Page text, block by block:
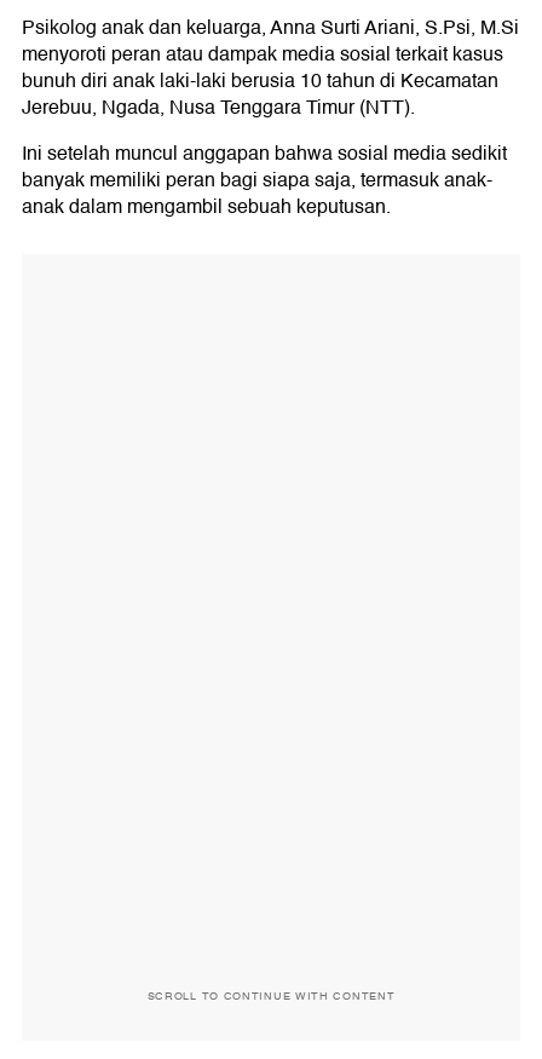
Psikolog anak dan keluarga, Anna Surti Ariani, S.Psi, M.Si
menyoroti peran atau dampak media sosial terkait kasus
bunuh diri anak laki-laki berusia 10 tahun di Kecamatan
Jerebuu, Ngada, Nusa Tenggara Timur (NTT).
Ini setelah muncul anggapan bahwa sosial media sedikit
banyak memiliki peran bagi siapa saja, termasuk anak-
anak dalam mengambil sebuah keputusan.
SCROLL TO CONTINUE WITH CONTENT